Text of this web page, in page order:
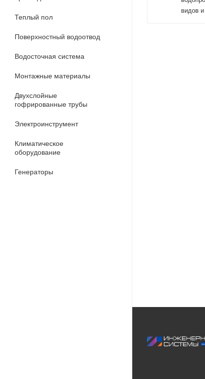
Теплый пол
Поверхностный водоотвод
Водосточная система
Монтажные материалы
Двухслойные
гофрированные трубы
Электроинструмент
Климатическое
оборудование
Генераторы
видов и